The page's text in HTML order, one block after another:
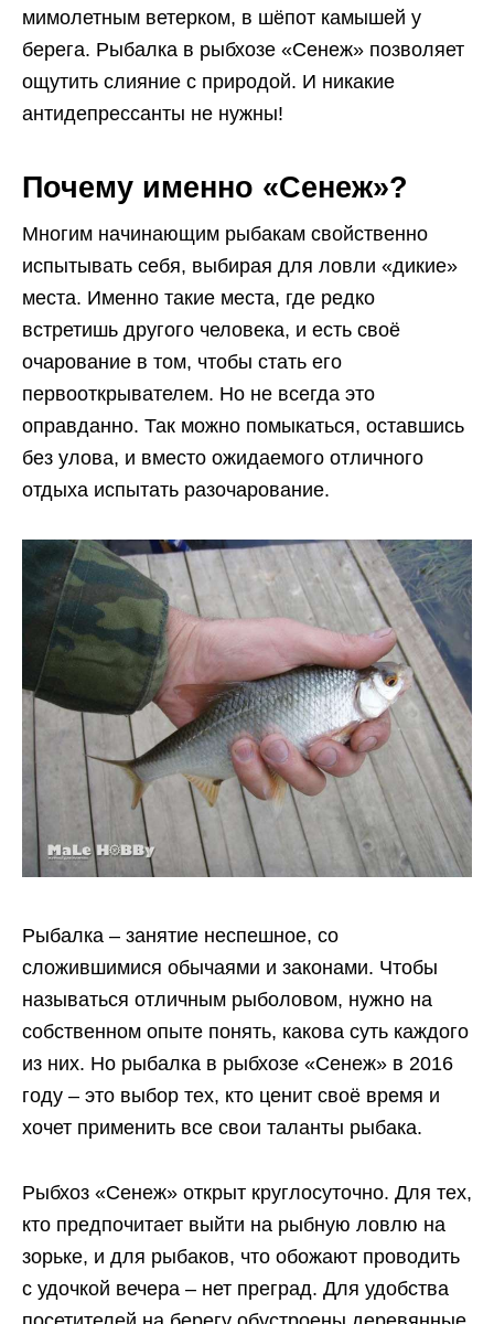
мимолетным ветерком, в шёпот камышей у
берега. Рыбалка в рыбхозе «Сенеж» позволяет
ощутить слияние с природой. И никакие
антидепрессанты не нужны!
Почему именно «Сенеж»?
Многим начинающим рыбакам свойственно
испытывать себя, выбирая для ловли «дикие»
места. Именно такие места, где редко
встретишь другого человека, и есть своё
очарование в том, чтобы стать его
первооткрывателем. Но не всегда это
оправданно. Так можно помыкаться, оставшись
без улова, и вместо ожидаемого отличного
отдыха испытать разочарование.
Рыбалка – занятие неспешное, со
сложившимися обычаями и законами. Чтобы
называться отличным рыболовом, нужно на
собственном опыте понять, какова суть каждого
из них. Но рыбалка в рыбхозе «Сенеж» в 2016
году – это выбор тех, кто ценит своё время и
хочет применить все свои таланты рыбака.
Рыбхоз «Сенеж» открыт круглосуточно. Для тех,
кто предпочитает выйти на рыбную ловлю на
зорьке, и для рыбаков, что обожают проводить
с удочкой вечера – нет преград. Для удобства